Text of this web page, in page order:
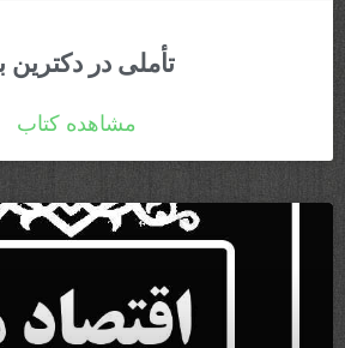
تأملی در دکترین
مشاهده کتاب